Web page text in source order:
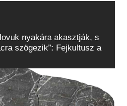
nyakára akasztják, s
szögezik”: Fejkultusz a